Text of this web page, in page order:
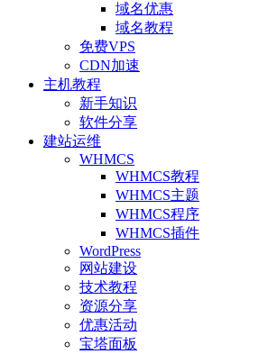
域名优惠
域名教程
免费VPS
CDN加速
主机教程
新手知识
软件分享
建站运维
WHMCS
WHMCS教程
WHMCS主题
WHMCS程序
WHMCS插件
WordPress
网站建设
技术教程
资源分享
优惠活动
宝塔面板